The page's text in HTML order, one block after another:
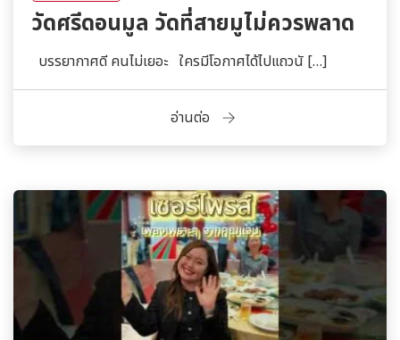
วัดศรีดอนมูล วัดที่สายมูไม่ควรพลาด
บรรยากาศดี คนไม่เยอะ ใครมีโอกาศได้ไปแถวนั […]
อ่านต่อ